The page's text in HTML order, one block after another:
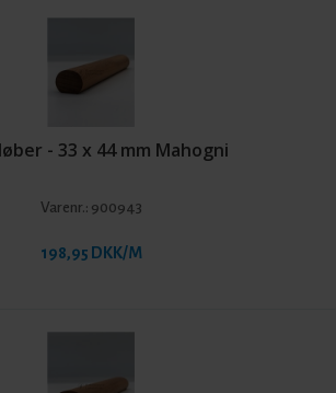
- 33 x 44 mm Mahogni
Varenr.: 900943
198,95 DKK/M